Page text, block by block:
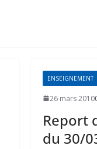
ENSEIGNEMENT
26 mars 2010
Report
du 30/